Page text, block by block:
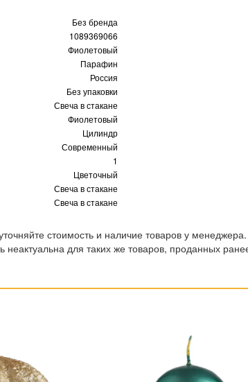
Без бренда
1089369066
Фиолетовый
Парафин
Россия
Без упаковки
Свеча в стакане
Фиолетовый
Цилиндр
Современный
1
Цветочный
Свеча в стакане
Свеча в стакане
стоимость и наличие товаров у менеджера.
для таких же товаров, проданных